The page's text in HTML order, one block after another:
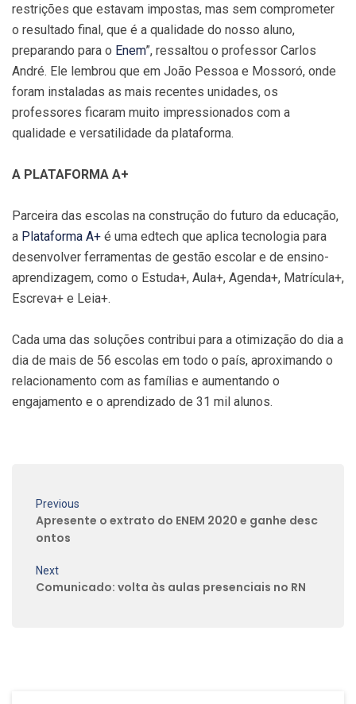
restrições que estavam impostas, mas sem comprometer
o resultado final, que é a qualidade do nosso aluno,
preparando para o Enem”, ressaltou o professor Carlos
André. Ele lembrou que em João Pessoa e Mossoró, onde
foram instaladas as mais recentes unidades, os
professores ficaram muito impressionados com a
qualidade e versatilidade da plataforma.
A PLATAFORMA A+
Parceira das escolas na construção do futuro da educação,
a Plataforma A+ é uma edtech que aplica tecnologia para
desenvolver ferramentas de gestão escolar e de ensino-
aprendizagem, como o Estuda+, Aula+, Agenda+, Matrícula+,
Escreva+ e Leia+.
Cada uma das soluções contribui para a otimização do dia a
dia de mais de 56 escolas em todo o país, aproximando o
relacionamento com as famílias e aumentando o
engajamento e o aprendizado de 31 mil alunos.
Previous
Apresente o extrato do ENEM 2020 e ganhe desc
ontos
Next
Comunicado: volta às aulas presenciais no RN